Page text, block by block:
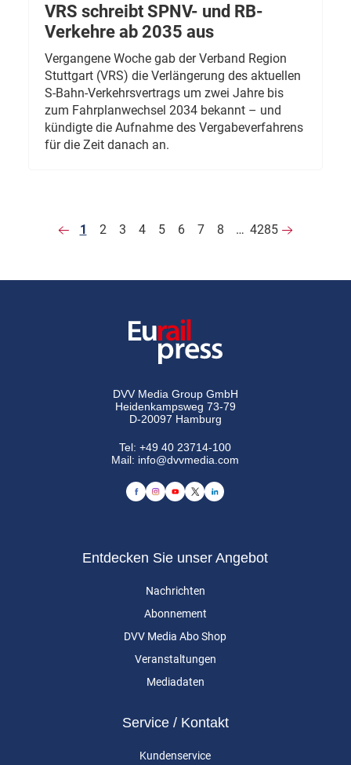
VRS schreibt SPNV- und RB-
Verkehre ab 2035 aus
Vergangene Woche gab der Verband Region
Stuttgart (VRS) die Verlängerung des aktuellen
S-Bahn-Verkehrsvertrags um zwei Jahre bis
zum Fahrplanwechsel 2034 bekannt – und
kündigte die Aufnahme des Vergabeverfahrens
für die Zeit danach an.
1 2 3 4 5 6 7 8 … 4285
DVV Media Group GmbH
Heidenkampsweg 73-79
D-20097 Hamburg
Tel:+49 40 23714-100
Mail: info@dvvmedia.com
Entdecken Sie unser Angebot
Nachrichten
Abonnement
DVV Media Abo Shop
Veranstaltungen
Mediadaten
Service / Kontakt
Kundenservice